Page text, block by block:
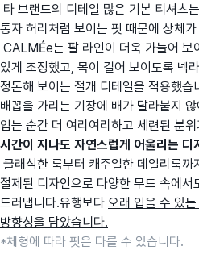
타 브랜드의 디테일 많은 기본 티셔츠
통자 허리처럼 보이는 핏 때문에 상체
CALMÉe는 팔 라인이 더욱 가늘어 보
있게 조정했고, 목이 길어 보이도록 넥
정돈해 보이는 절개 디테일을 적용했습
배꼽을 가리는 기장에 배가 달라붙지
입는 순간 더 여리여리하고 세련된 분
시간이 지나도 자연스럽게 어울리는 디
클래식한 룩부터 캐주얼한 데일리룩
절제된 디자인으로 다양한 무드 속에서
드러냅니다.유행보다 오래 입을 수 있
방향성을 담았습니다.
*체형에 따라 핏은 다를 수 있습니다.